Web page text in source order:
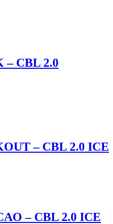
– CBL 2.0
– CBL 2.0 ICE
– CBL 2.0 ICE